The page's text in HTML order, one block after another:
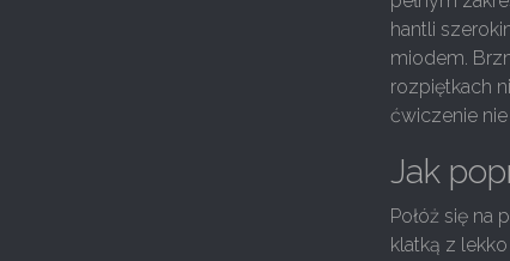
hantli
miodem.
rozpiętkach
ćwiczenie
Jak
Połóż się na
klatką z